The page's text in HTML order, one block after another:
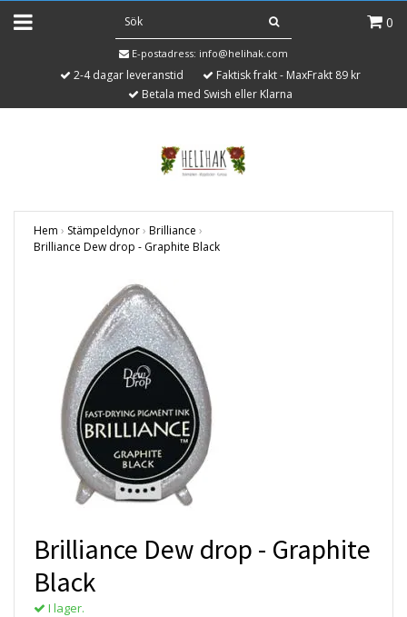
0
E-postadress: info@helihak.com
2-4 dagar leveranstid
Faktisk frakt - MaxFrakt 89 kr
Betala med Swish eller Klarna
Hem › Stämpeldynor› Brilliance ›
Brilliance Dew drop - Graphite Black
Brilliance Dew drop - Graphite
Black
I lager.